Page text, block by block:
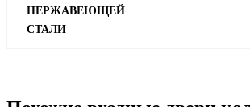
НЕРЖАВЕЮЩЕЙ
СТАЛИ